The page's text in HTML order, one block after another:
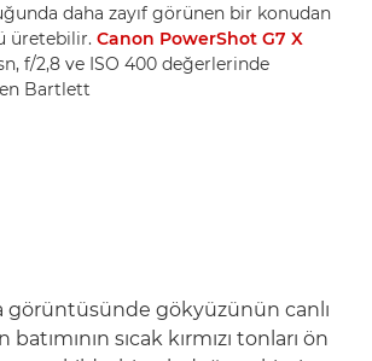
daha zayıf görünen bir konudan
üretebilir. Canon PowerShot G7 X
f/2,8 ve ISO 400 değerlerinde
Bartlett
görüntüsünde gökyüzünün canlı
sıcak kırmızı tonları ön